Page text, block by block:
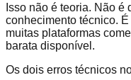
Isso não é teoria. Não
conhecimento técnico.
muitas plataformas
barata disponível.
Os dois erros técnicos